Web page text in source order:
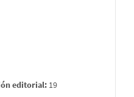
editorial: 19